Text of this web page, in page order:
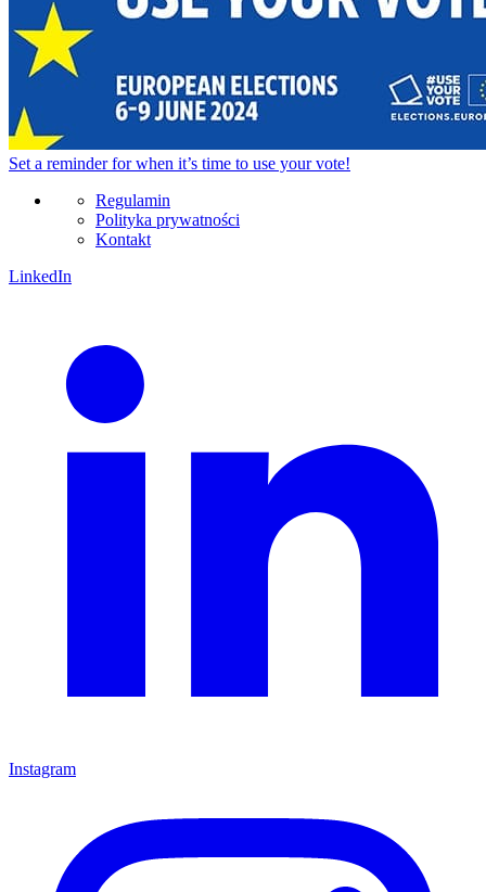
Set a reminderfor when it’s time to use your vote!
Regulamin
Polityka prywatności
Kontakt
LinkedIn
Instagram